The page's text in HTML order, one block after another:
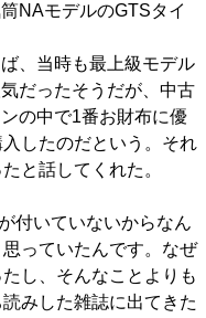
NAモデルのGTSタイ
、当時も最上級モデル
だったそうだが、中古
の中で1番お財布に優
したのだという。それ
と話してくれた。
付いていないからなん
っていたんです。なぜ
し、そんなことよりも
みした雑誌に出てきた